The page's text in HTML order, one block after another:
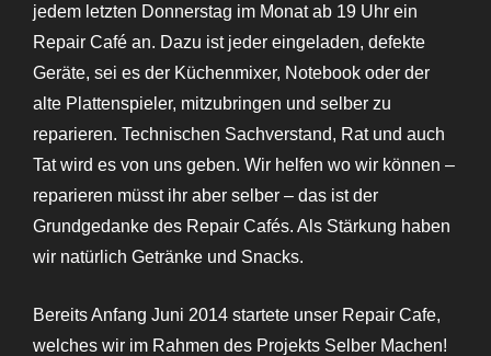
jedem letzten Donnerstag im Monat ab 19 Uhr ein
Repair Café an. Dazu ist jeder eingeladen, defekte
Geräte, sei es der Küchenmixer, Notebook oder der
alte Plattenspieler, mitzubringen und selber zu
reparieren. Technischen Sachverstand, Rat und auch
Tat wird es von uns geben. Wir helfen wo wir können –
reparieren müsst ihr aber selber – das ist der
Grundgedanke des Repair Cafés. Als Stärkung haben
wir natürlich Getränke und Snacks.
Bereits Anfang Juni 2014 startete unser Repair Cafe,
welches wir im Rahmen des Projekts Selber Machen!